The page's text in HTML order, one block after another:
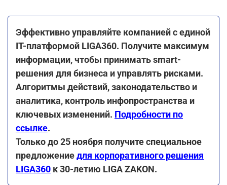
Эффективно управляйте компанией с единой
ІТ-платформой LIGA360. Получите максимум
информации, чтобы принимать smart-
решения для бизнеса и управлять рисками.
Алгоритмы действий, законодательство и
аналитика, контроль инфопространства и
ключевых изменений. Подробности по
ссылке.
Только до 25 ноября получите специальное
предложениедля корпоративного решения
LIGA360 к 30-летию LIGA ZAKON.